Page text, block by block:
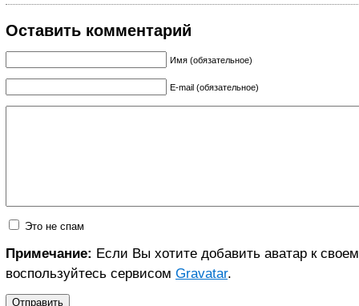
Оставить комментарий
Имя (обязательное)
E-mail (обязательное)
Это не спам
Примечание: Если Вы хотите добавить аватар к
воспользуйтесь сервисом Gravatar.